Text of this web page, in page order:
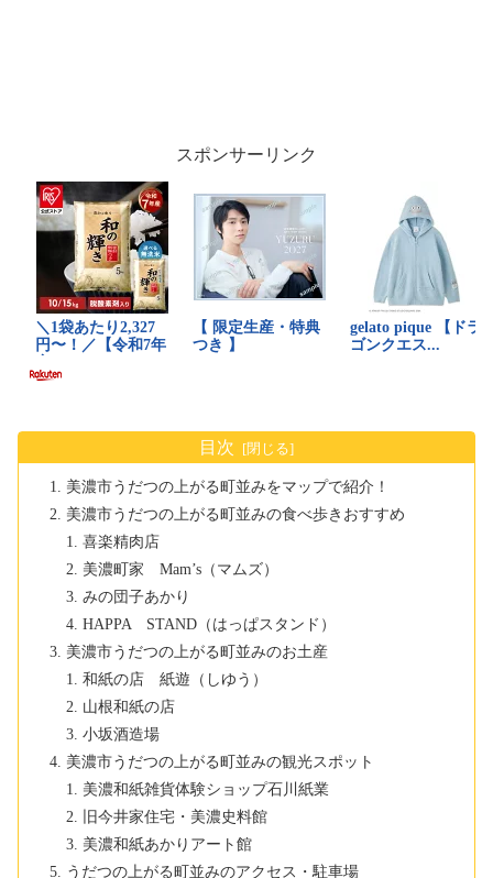
スポンサーリンク
目次
美濃市うだつの上がる町並みをマップで紹介！
美濃市うだつの上がる町並みの食べ歩きおすすめ
喜楽精肉店
美濃町家 Mam’s（マムズ）
みの団子あかり
HAPPA STAND（はっぱスタンド）
美濃市うだつの上がる町並みのお土産
和紙の店 紙遊（しゆう）
山根和紙の店
小坂酒造場
美濃市うだつの上がる町並みの観光スポット
美濃和紙雑貨体験ショップ石川紙業
旧今井家住宅・美濃史料館
美濃和紙あかりアート館
うだつの上がる町並みのアクセス・駐車場